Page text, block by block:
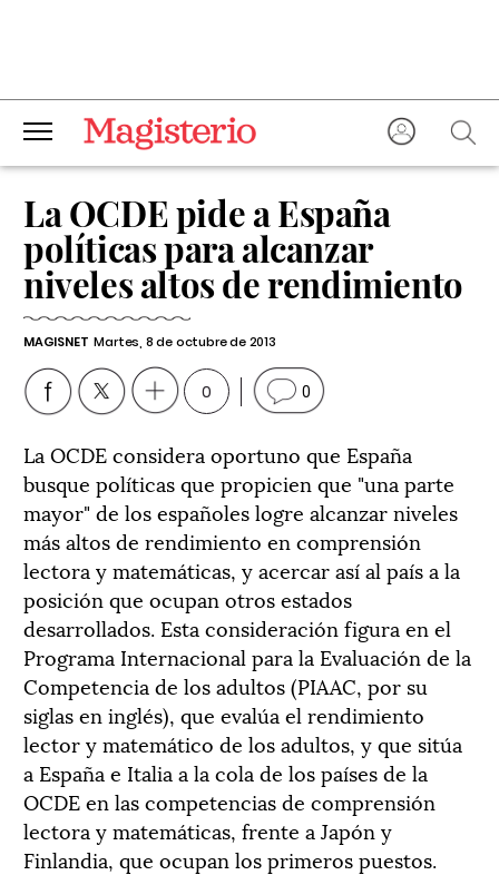
La OCDE pide a España
políticas para alcanzar
niveles altos de rendimiento
MAGISNET Martes, 8 de octubre de 2013
0 0
La OCDE considera oportuno que España
busque políticas que propicien que "una parte
mayor" de los españoles logre alcanzar niveles
más altos de rendimiento en comprensión
lectora y matemáticas, y acercar así al país a la
posición que ocupan otros estados
desarrollados. Esta consideración figura en el
Programa Internacional para la Evaluación de la
Competencia de los adultos (PIAAC, por su
siglas en inglés), que evalúa el rendimiento
lector y matemático de los adultos, y que sitúa
a España e Italia a la cola de los países de la
OCDE en las competencias de comprensión
lectora y matemáticas, frente a Japón y
Finlandia, que ocupan los primeros puestos.